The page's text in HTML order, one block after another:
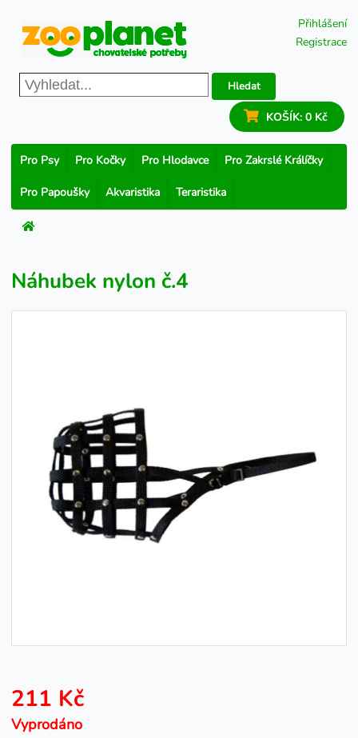
Přihlášení
Registrace
Hledat
KOŠÍK: 0 Kč
Pro Psy Pro Kočky Pro Hlodavce Pro Zakrslé Králíčky
Pro Papoušky Akvaristika Teraristika
Náhubek nylon č.4
211 Kč
Vyprodáno